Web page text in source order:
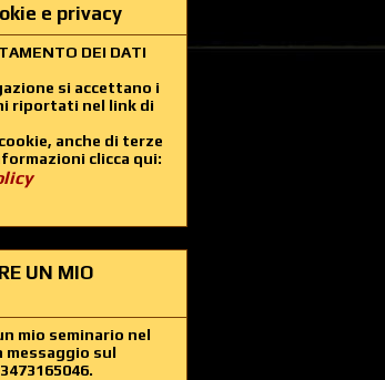
e privacy
DEI DATI
si accettano i
riportati nel link di
anche di terze
clicca qui:
UN MIO
mio seminario nel
messaggio sul